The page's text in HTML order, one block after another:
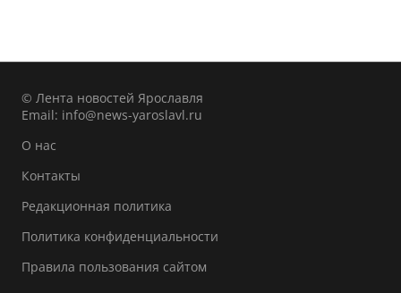
© Лента новостей Ярославля
Email: info@news-yaroslavl.ru
О нас
Контакты
Редакционная политика
Политика конфиденциальности
Правила пользования сайтом